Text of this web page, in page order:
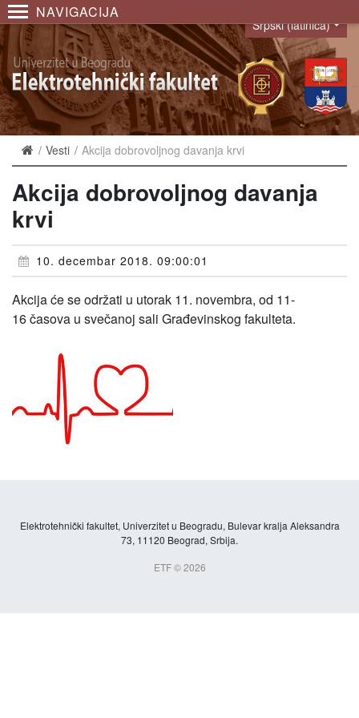
NAVIGACIJA
Language
Srpski (latinica)
Vesti Akcija dobrovoljnog davanja krvi
Akcija dobrovoljnog davanja
krvi
10. decembar 2018. 09:00:01
Akcija će se održati u utorak 11. novembra, od 11-
16 časova u svečanoj sali Građevinskog fakulteta.
Elektrotehnički fakultet, Univerzitet u Beogradu, Bulevar kralja Aleksandra
73, 11120 Beograd, Srbija.
ETF © 2026